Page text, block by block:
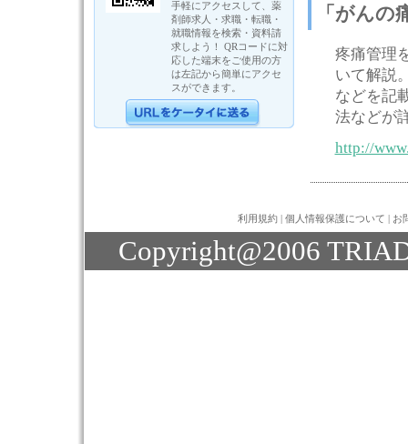
手軽にアクセスして、薬
剤師求人・求職・転職・
就職情報を検索・資料請
求しよう！ QRコードに対
応した端末をご使用の方
は左記から簡単にアクセ
スができます。
「がんの
疼痛管理
いて解説
などを記
法などが
http://
利用規約 | 個人情報保護について | お
Copyright@2006